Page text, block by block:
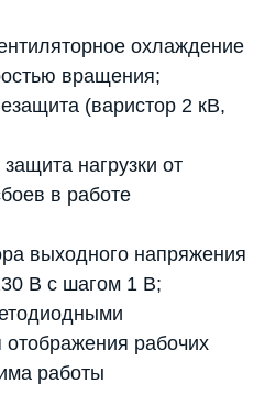
охлаждение
вращения;
(варистор 2 кВ,
нагрузки от
в работе
выходного напряжения
В с шагом 1 В;
рабочих
работы